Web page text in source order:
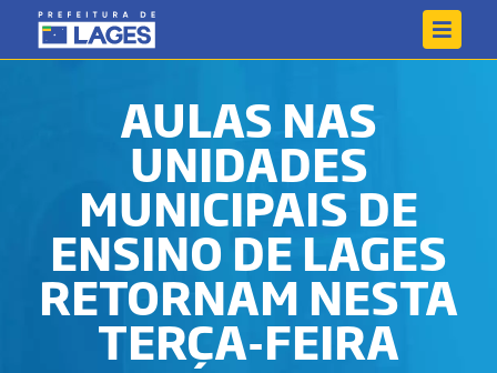
AULAS NAS
UNIDADES
MUNICIPAIS DE
ENSINO DE LAGES
RETORNAM NESTA
TERÇA-FEIRA